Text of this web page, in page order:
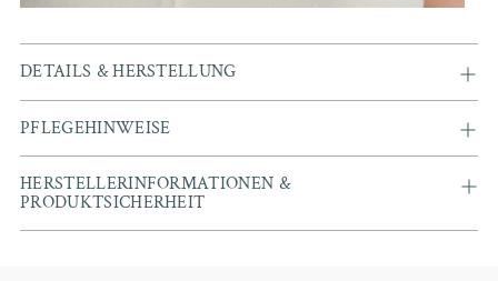
DETAILS & HERSTELLUNG
PFLEGEHINWEISE
HERSTELLERINFORMATIONEN &
PRODUKTSICHERHEIT